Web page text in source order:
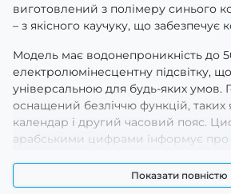
виготовлений з полімеру синього
– з якісного каучуку, що забезпечує
Модель має водонепроникність до
електролюмінесцентну підсвітку,
універсальною для будь-яких умов.
оснащений безліччю функцій, таких
календар і другий часовий пояс.
арабськими цифрами інформує про
Розміри годинника: 52 х 52 мм,
Показати повністю